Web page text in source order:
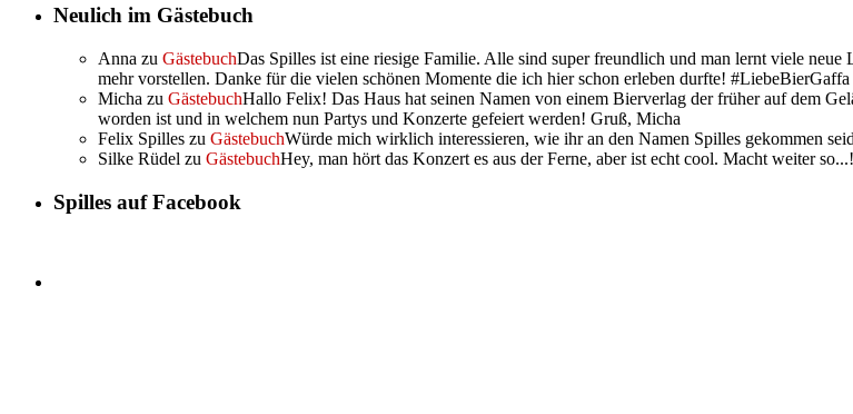
Neulich im Gästebuch
Anna zu GästebuchDas Spilles ist eine riesige Familie. Alle sind super freundlich und man lernt viele
mehr vorstellen. Danke für die vielen schönen Momente die ich hier schon erleben durfte! #LiebeBierGaffa
Micha zu GästebuchHallo Felix! Das Haus hat seinen Namen von einem Bierverlag der früher auf dem
worden ist und in welchem nun Partys und Konzerte gefeiert werden! Gruß, Micha
Felix Spilles zu GästebuchWürde mich wirklich interessieren, wie ihr an den Namen Spilles gekommen
Silke Rüdel zu GästebuchHey, man hört das Konzert es aus der Ferne, aber ist echt cool. Macht weiter
Spilles auf Facebook